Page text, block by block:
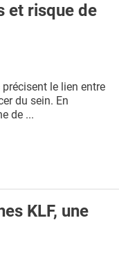
et risque de
le lien entre
du sein. En
de ...
KLF, une